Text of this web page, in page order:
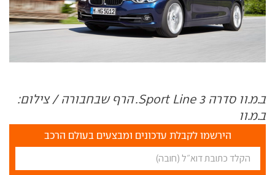
ב.מ.וו סדרה 3 Sport Line. הרף שבחבורה / צילום:
ב.מ.וו
הירשמו לקבלת עדכונים ומבצעים בעולם הרכב